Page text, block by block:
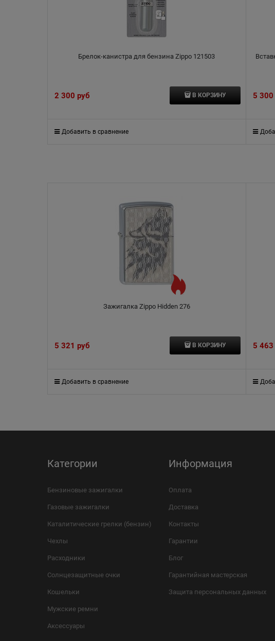
Брелок-канистра для бензина Zippo 121503
2 300 руб В КОРЗИНУ
Добавить в сравнение
5 300
Зажигалка Zippo Hidden 276
5 321 руб В КОРЗИНУ
Добавить в сравнение
5 463
Категории
Бензиновые зажигалки
Газовые зажигалки
Каталитические грелки (бензин)
Чехлы
Расходники
Солнцезащитные очки
Кошельки
Мужские ремни
Аксессуары
Информация
Оплата
Доставка
Контакты
Гарантии
Блог
Гарантийная мастерская
Защита персональных данных